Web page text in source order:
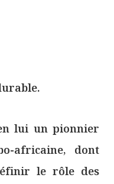
lui un pionnier
africaine, dont
le rôle des